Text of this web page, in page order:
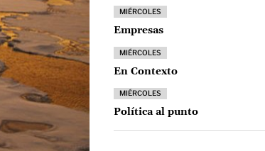
MIÉRCOLES
Empresas
MIÉRCOLES
En Contexto
MIÉRCOLES
Política al punto